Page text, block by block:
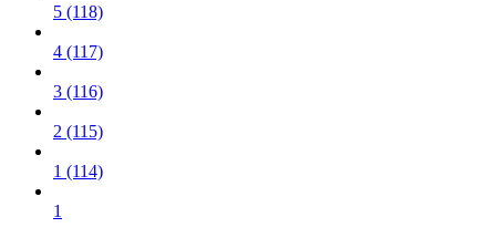
5 (118)
4 (117)
3 (116)
2 (115)
1 (114)
1